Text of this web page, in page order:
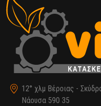
12° χλμ Βέροιας -
Νάουσα 590 35